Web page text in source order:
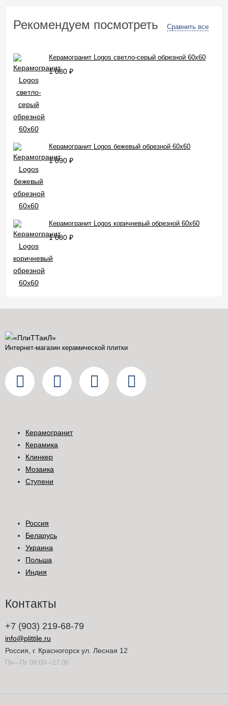
Рекомендуем посмотреть Сравнить все
Керамогранит Logos светло-серый обрезной 60x60
1 080 ₽
Керамогранит Logos бежевый обрезной 60x60
1 890 ₽
Керамогранит Logos коричневый обрезной 60x60
1 080 ₽
Интернет-магазин керамической плитки
Керамогранит
Керамика
Клинкер
Мозаика
Ступени
Россия
Беларусь
Украина
Польша
Индия
Контакты
+7 (903) 219-68-79
info@plittile.ru
Россия, г. Красногорск ул. Лесная 12
Пн—Пт 09:00—17:00